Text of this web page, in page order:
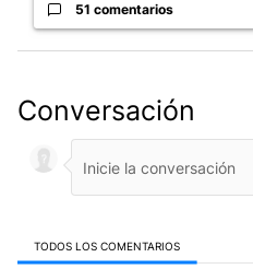
51 comentarios
Conversación
TODOS LOS COMENTARIOS